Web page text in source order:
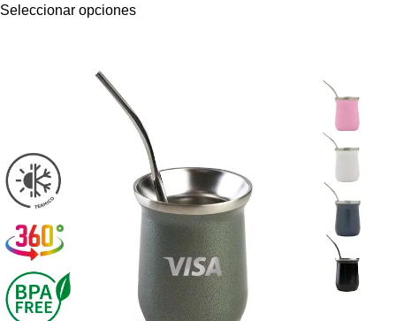
Seleccionar opciones